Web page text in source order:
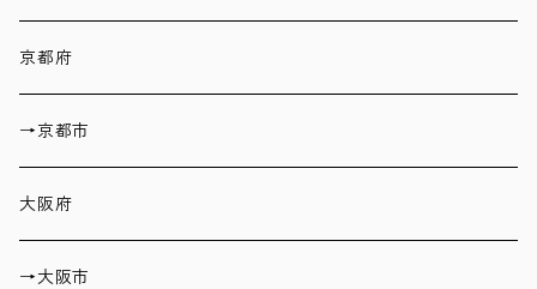
京都府
→京都市
大阪府
→大阪市